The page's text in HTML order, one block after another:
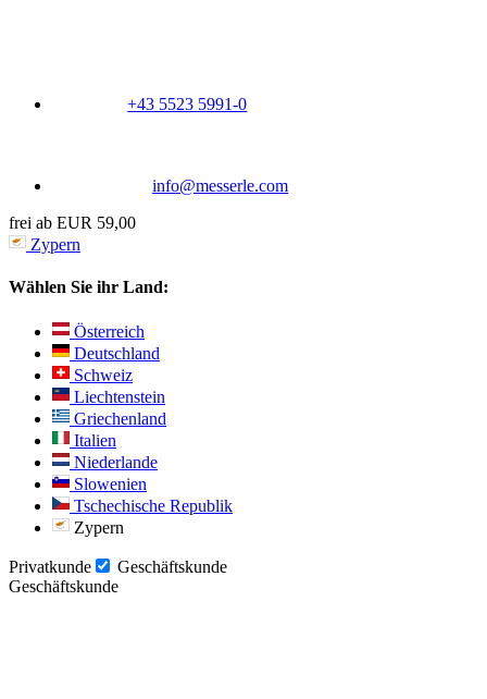
+43 5523 5991-0
info@messerle.com
frei ab EUR 59,00
Zypern
Wählen Sie ihr Land:
Österreich
Deutschland
Schweiz
Liechtenstein
Griechenland
Italien
Niederlande
Slowenien
Tschechische Republik
Zypern
Privatkunde
Geschäftskunde
Geschäftskunde